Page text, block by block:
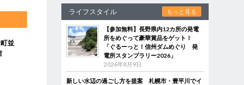
並
ライフスタイル もっと見る
【参加無料】長野県内12カ所の発電
所をめぐって豪華賞品をゲット！
「ぐるーっと！信州ダムめぐり 発
電所スタンプラリー2026」
2026年8月9日
新しい水辺の過ごし方を提案 札幌市・豊平川でイ